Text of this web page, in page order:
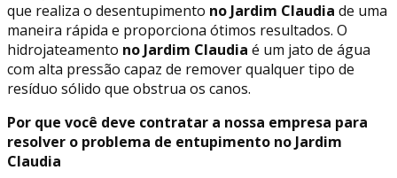
que realiza o desentupimento no Jardim Claudia de uma
maneira rápida e proporciona ótimos resultados. O
hidrojateamento no Jardim Claudia é um jato de água
com alta pressão capaz de remover qualquer tipo de
resíduo sólido que obstrua os canos.
Por que você deve contratar a nossa empresa para
resolver o problema de entupimento no Jardim
Claudia